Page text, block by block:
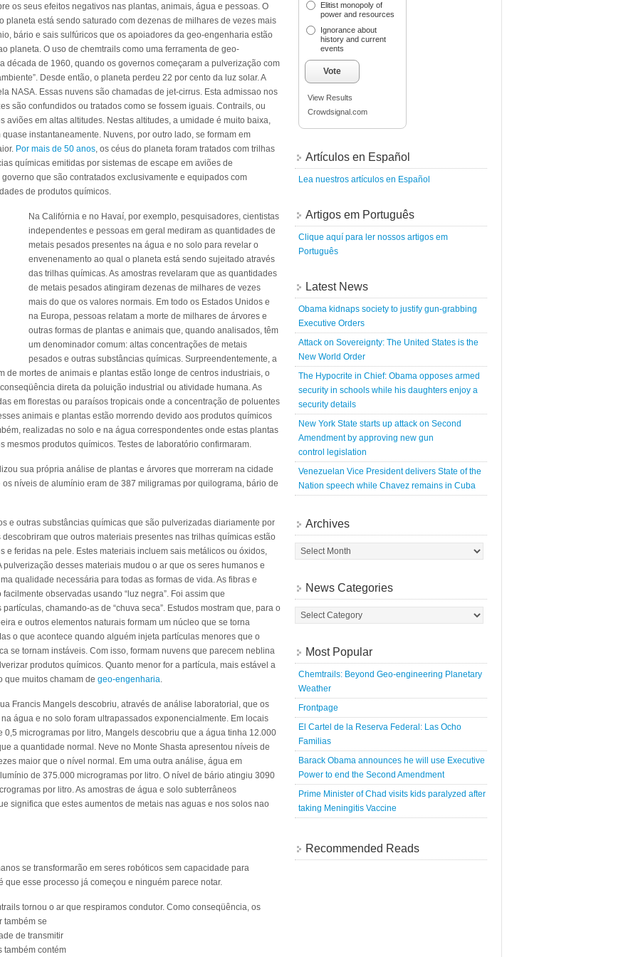
os seus efeitos negativos nas plantas, animais, água e pessoas. O
planeta está sendo saturado com dezenas de milhares de vezes mais
bário e sais sulfúricos que os apoiadores da geo-engenharia estão
planeta. O uso de chemtrails como uma ferramenta de geo-
década de 1960, quando os governos começaram a pulverização com
Desde então, o planeta perdeu 22 por cento da luz solar. A
NASA. Essas nuvens são chamadas de jet-cirrus. Esta admissao nos
são confundidos ou tratados como se fossem iguais. Contrails, ou
aviões em altas altitudes. Nestas altitudes, a umidade é muito baixa,
instantaneamente. Nuvens, por outro lado, se formam em
Por mais de 50 anos, os céus do planeta foram tratados com trilhas
químicas emitidas por sistemas de escape em aviões de
que são contratados exclusivamente e equipados com
de produtos químicos.
Na Califórnia e no Havaí, por exemplo, pesquisadores, cientistas
independentes e pessoas em geral mediram as quantidades de
metais pesados presentes na água e no solo para revelar o
envenenamento ao qual o planeta está sendo sujeitado através
das trilhas químicas. As amostras revelaram que as quantidades
de metais pesados atingiram dezenas de milhares de vezes
mais do que os valores normais. Em todo os Estados Unidos e
na Europa, pessoas relatam a morte de milhares de árvores e
outras formas de plantas e animais que, quando analisados, têm
um denominador comum: altas concentrações de metais
pesados e outras substâncias químicas. Surpreendentemente, a
de mortes de animais e plantas estão longe de centros industriais, o
direta da poluição industrial ou atividade humana. As
em florestas ou paraísos tropicais onde a concentração de poluentes
animais e plantas estão morrendo devido aos produtos químicos
realizadas no solo e na água correspondentes onde estas plantas
mesmos produtos químicos. Testes de laboratório confirmaram.
sua própria análise de plantas e árvores que morreram na cidade
níveis de alumínio eram de 387 miligramas por quilograma, bário de
e outras substâncias químicas que são pulverizadas diariamente por
que outros materiais presentes nas trilhas químicas estão
e feridas na pele. Estes materiais incluem sais metálicos ou óxidos,
desses materiais mudou o ar que os seres humanos e
qualidade necessária para todas as formas de vida. As fibras e
observadas usando “luz negra”. Foi assim que
chamando-as de “chuva seca”. Estudos mostram que, para o
e outros elementos naturais formam um núcleo que se torna
o que acontece quando alguém injeta partículas menores que o
se tornam instáveis. Com isso, formam nuvens que parecem neblina
produtos químicos. Quanto menor for a partícula, mais estável a
que muitos chamam de geo-engenharia.
Francis Mangels descobriu, através de análise laboratorial, que os
água e no solo foram ultrapassados exponencialmente. Em locais
microgramas por litro, Mangels descobriu que a água tinha 12.000
a quantidade normal. Neve no Monte Shasta apresentou níveis de
maior que o nível normal. Em uma outra análise, água em
de 375.000 microgramas por litro. O nível de bário atingiu 3090
por litro. As amostras de água e solo subterrâneos
significa que estes aumentos de metais nas aguas e nos solos nao
se transformarão em seres robóticos sem capacidade para
esse processo já começou e ninguém parece notar.
tornou o ar que respiramos condutor. Como conseqüência, os
também se
de transmitir
também contém
Elitist monopoly of
power and resources
Ignorance about
history and current
events
Vote
View Results
Crowdsignal.com
Artículos en Español
Lea nuestros artículos en Español
Artigos em Português
Clique aquí para ler nossos artigos em
Português
Latest News
Obama kidnaps society to justify gun-grabbing
Executive Orders
Attack on Sovereignty: The United States is the
New World Order
The Hypocrite in Chief: Obama opposes armed
security in schools while his daughters enjoy a
security details
New York State starts up attack on Second
Amendment by approving new gun
control legislation
Venezuelan Vice President delivers State of the
Nation speech while Chavez remains in Cuba
Archives
News Categories
Most Popular
Chemtrails: Beyond Geo-engineering Planetary
Weather
Frontpage
El Cartel de la Reserva Federal: Las Ocho
Familias
Barack Obama announces he will use Executive
Power to end the Second Amendment
Prime Minister of Chad visits kids paralyzed after
taking Meningitis Vaccine
Recommended Reads